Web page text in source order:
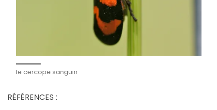
le cercope sanguin
RÉFÉRENCES :